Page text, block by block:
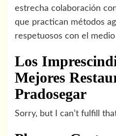
estrecha colaboración
que practican métodos
respetuosos con el
Los
Mejores
Pradosegar
Sorry, but I can’t fulfill